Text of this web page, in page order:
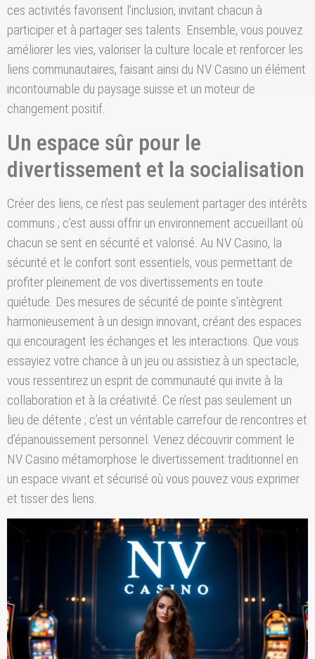
ces activités favorisent l’inclusion, invitant chacun à
participer et à partager ses talents. Ensemble, vous pouvez
améliorer les vies, valoriser la culture locale et renforcer les
liens communautaires, faisant ainsi du NV Casino un élément
incontournable du paysage suisse et un moteur de
changement positif.
Un espace sûr pour le
divertissement et la socialisation
Créer des liens, ce n’est pas seulement partager des intérêts
communs ; c’est aussi offrir un environnement accueillant où
chacun se sent en sécurité et valorisé. Au NV Casino, la
sécurité et le confort sont essentiels, vous permettant de
profiter pleinement de vos divertissements en toute
quiétude. Des mesures de sécurité de pointe s’intègrent
harmonieusement à un design innovant, créant des espaces
qui encouragent les échanges et les interactions. Que vous
essayiez votre chance à un jeu ou assistiez à un spectacle,
vous ressentirez un esprit de communauté qui invite à la
collaboration et à la créativité. Ce n’est pas seulement un
lieu de détente ; c’est un véritable carrefour de rencontres et
d’épanouissement personnel. Venez découvrir comment le
NV Casino métamorphose le divertissement traditionnel en
un espace vivant et sécurisé où vous pouvez vous exprimer
et tisser des liens.